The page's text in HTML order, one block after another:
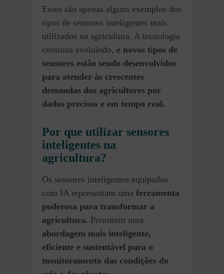
Esses são apenas alguns exemplos dos
tipos de sensores inteligentes mais
utilizados na agricultura. A tecnologia
continua evoluindo, e novos tipos de
sensores estão sendo desenvolvidos
para atender às crescentes
demandas dos agricultores por
dados precisos e em tempo real.
Por que utilizar sensores
inteligentes na
agricultura?
Os sensores inteligentes equipados
com IA representam uma ferramenta
poderosa para transformar a
agricultura. Permitem uma
abordagem mais inteligente,
eficiente e sustentável para o
monitoramento das condições do